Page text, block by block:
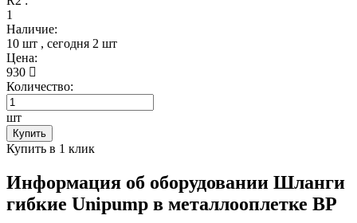
1
Наличие:
10 шт , сегодня 2 шт
Цена:
930
Количество:
шт
Купить
Купить в 1 клик
Информация об оборудовании Шланги
гибкие Unipump в металлооплетке ВР